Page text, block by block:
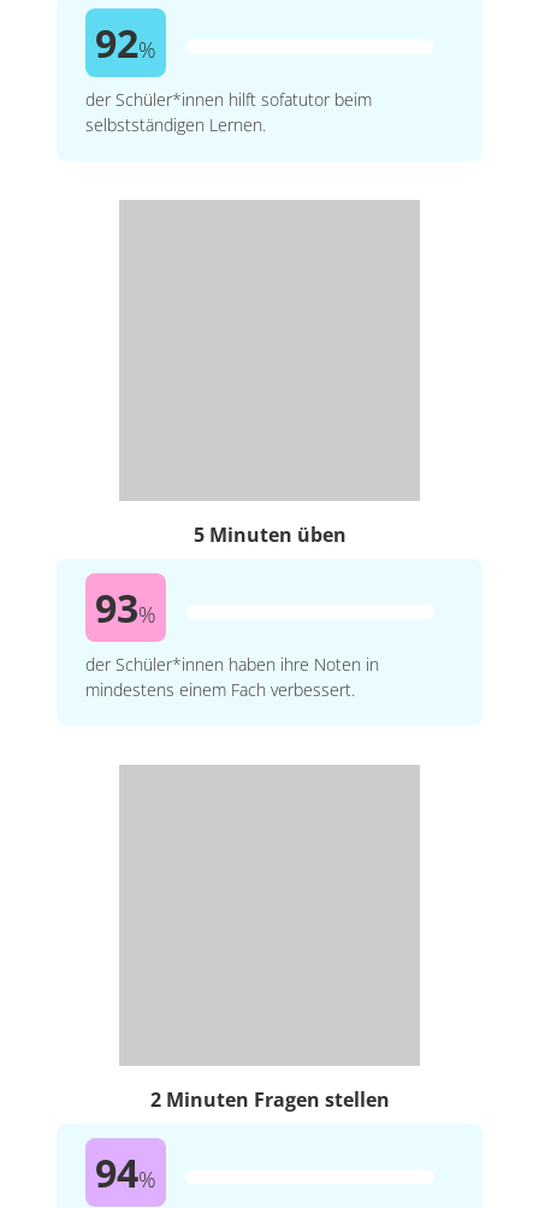
92%
der Schüler*innen hilft sofatutor beim
selbstständigen Lernen.
5 Minuten üben
93%
der Schüler*innen haben ihre Noten in
mindestens einem Fach verbessert.
2 Minuten Fragen stellen
94%